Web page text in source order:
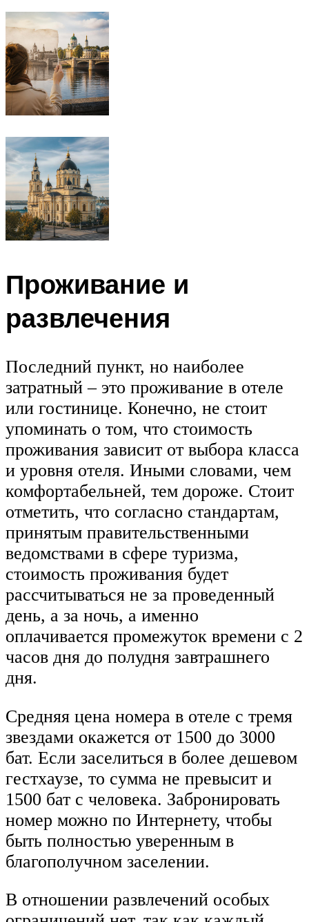
Проживание и
развлечения
Последний пункт, но наиболее
затратный – это проживание в отеле
или гостинице. Конечно, не стоит
упоминать о том, что стоимость
проживания зависит от выбора класса
и уровня отеля. Иными словами, чем
комфортабельней, тем дороже. Стоит
отметить, что согласно стандартам,
принятым правительственными
ведомствами в сфере туризма,
стоимость проживания будет
рассчитываться не за проведенный
день, а за ночь, а именно
оплачивается промежуток времени с 2
часов дня до полудня завтрашнего
дня.
Средняя цена номера в отеле с тремя
звездами окажется от 1500 до 3000
бат. Если заселиться в более дешевом
гестхаузе, то сумма не превысит и
1500 бат с человека. Забронировать
номер можно по Интернету, чтобы
быть полностью уверенным в
благополучном заселении.
В отношении развлечений особых